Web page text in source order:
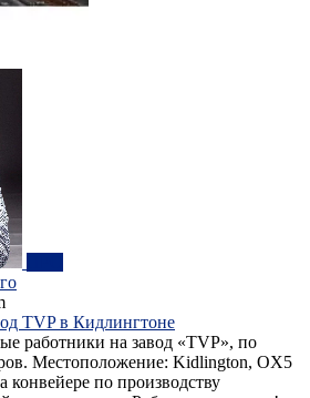
ТVP в Кидлингтоне
работники на завод «TVP», по
Местоположение: Kidlington, OX5
конвейере по производству